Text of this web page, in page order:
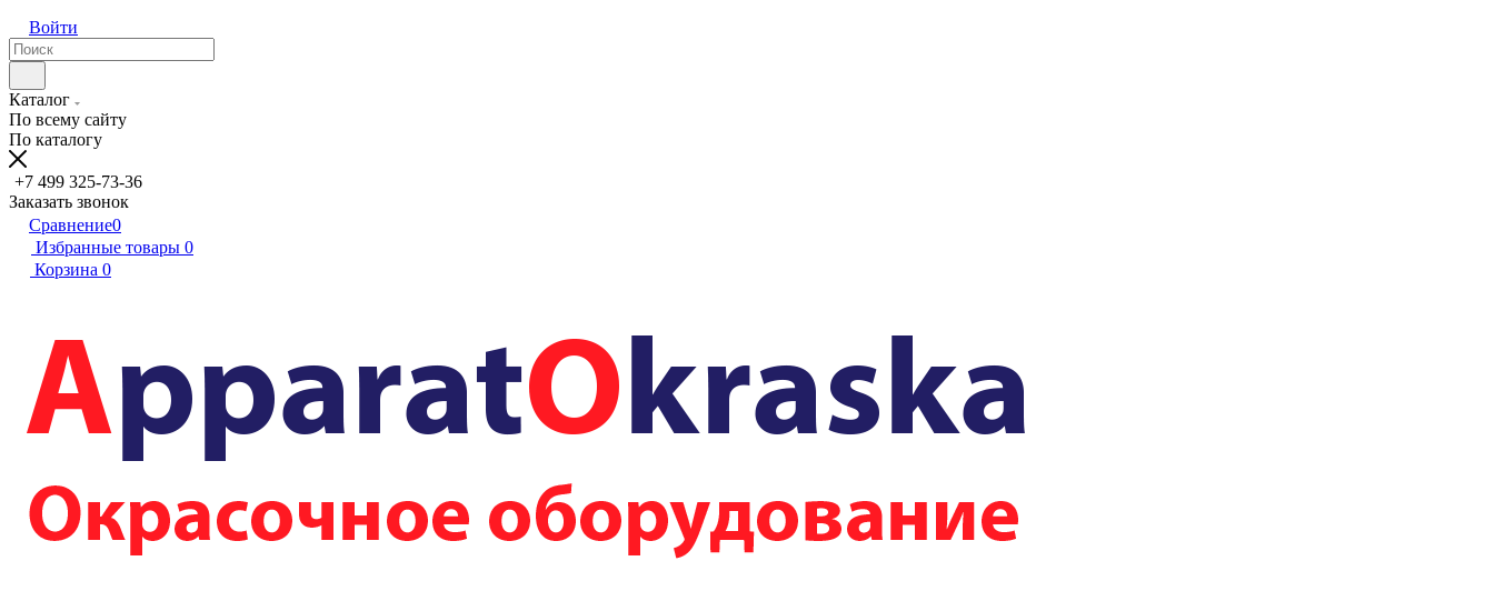
Войти
Каталог
По всему сайту
По каталогу
+7 499 325-73-36
Заказать звонок
Сравнение0
Избранные товары 0
Корзина 0